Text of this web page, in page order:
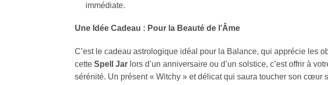
immédiate.
Une Idée Cadeau : Pour la Beauté de l’Âme
C’est le cadeau astrologique idéal pour la Balance, qui apprécie les
cette Spell Jar lors d’un anniversaire ou d’un solstice, c’est offrir à
sérénité. Un présent « Witchy » et délicat qui saura toucher son cœur